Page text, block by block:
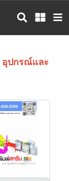
อุปกรณ์และ